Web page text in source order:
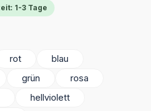
1-3 Tage
rot
blau
grün
rosa
hellviolett